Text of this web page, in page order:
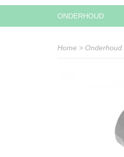
ONDERHOUD
Home > Onderhoud